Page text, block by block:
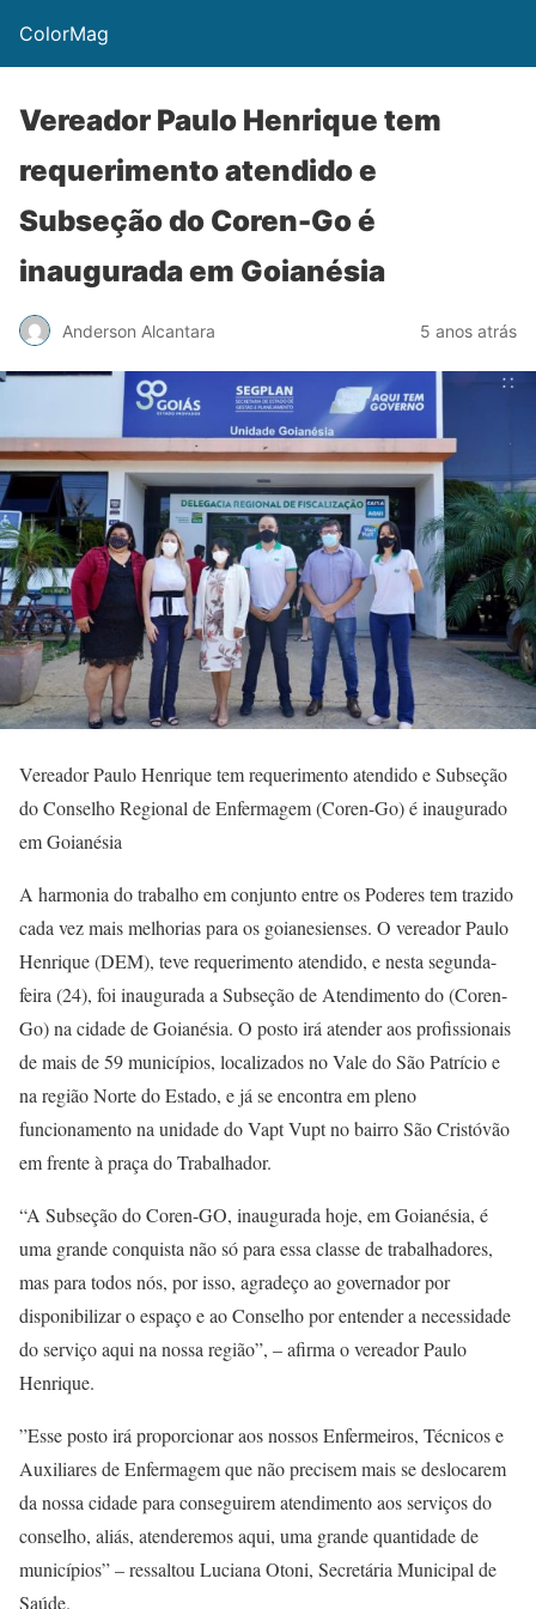
ColorMag
Vereador Paulo Henrique tem
requerimento atendido e
Subseção do Coren-Go é
inaugurada em Goianésia
Anderson Alcantara 5 anos atrás
Vereador Paulo Henrique tem requerimento atendido e Subseção
do Conselho Regional de Enfermagem (Coren-Go) é inaugurado
em Goianésia
A harmonia do trabalho em conjunto entre os Poderes tem trazido
cada vez mais melhorias para os goianesienses. O vereador Paulo
Henrique (DEM), teve requerimento atendido, e nesta segunda-
feira (24), foi inaugurada a Subseção de Atendimento do (Coren-
Go) na cidade de Goianésia. O posto irá atender aos profissionais
de mais de 59 municípios, localizados no Vale do São Patrício e
na região Norte do Estado, e já se encontra em pleno
funcionamento na unidade do Vapt Vupt no bairro São Cristóvão
em frente à praça do Trabalhador.
“A Subseção do Coren-GO, inaugurada hoje, em Goianésia, é
uma grande conquista não só para essa classe de trabalhadores,
mas para todos nós, por isso, agradeço ao governador por
disponibilizar o espaço e ao Conselho por entender a necessidade
do serviço aqui na nossa região”, – afirma o vereador Paulo
Henrique.
”Esse posto irá proporcionar aos nossos Enfermeiros, Técnicos e
Auxiliares de Enfermagem que não precisem mais se deslocarem
da nossa cidade para conseguirem atendimento aos serviços do
conselho, aliás, atenderemos aqui, uma grande quantidade de
municípios” – ressaltou Luciana Otoni, Secretária Municipal de
Saúde.